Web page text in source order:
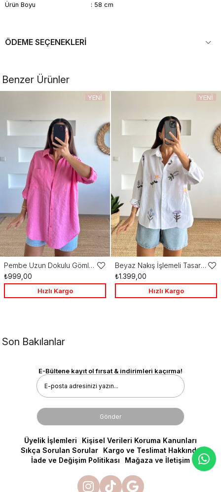
Ürün Boyu : 58 cm
ÖDEME SEÇENEKLERI
Benzer Ürünler
YENI
Pembe Uzun Dokulu Gömlek
Favorilere
Ekle
₺999,00
Hızlı Kargo
YENI
Beyaz Nakış İşlemeli Tasarım Gömlek
Ekle
₺1.399,00
Hızlı Kargo
Son Bakılanlar
E-Bültene kayıt ol fırsat & indirimleri kaçırma!
Gönder
Üyelik İşlemleri
Kişisel Verileri Koruma Kanunları
Sıkça Sorulan Sorular
Kargo ve Teslimat Hakkında
İade ve Değişim Politikası
Mağaza ve İletişim